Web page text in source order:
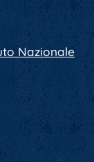
Nazionale